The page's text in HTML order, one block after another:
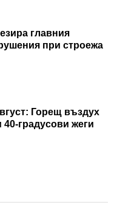
главния
при строежа
Горещ въздух
градусови жеги